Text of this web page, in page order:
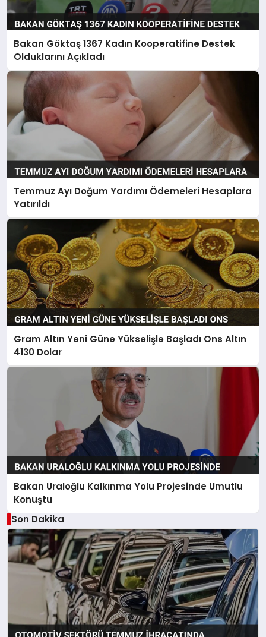
Bakan Göktaş 1367 Kadın Kooperatifine Destek
Olduklarını Açıkladı
Temmuz Ayı Doğum Yardımı Ödemeleri Hesaplara
Yatırıldı
Gram Altın Yeni Güne Yükselişle Başladı Ons Altın
4130 Dolar
Bakan Uraloğlu Kalkınma Yolu Projesinde Umutlu
Konuştu
Son Dakika